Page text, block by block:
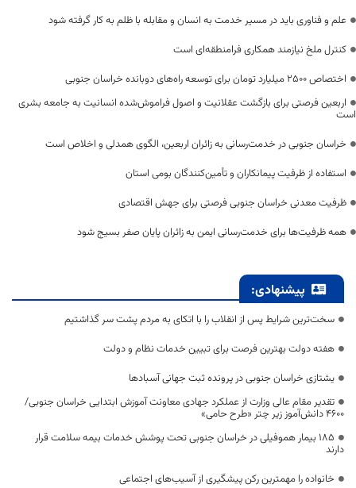
علم و فناوری باید در مسیر خدمت به انسان و مقابله با ظلم به کار گرفته شود
کنترل ملخ نیازمند همکاری فرامنطقه‌ای است
اختصاص 2500 میلیارد تومان برای توسعه راه‌های دوبانده خراسان جنوبی
اربعین فرصتی برای بازگشت عقلانیت و اصول فراموش‌شده انسانیت به جامعه بشری
است
خراسان جنوبی در خدمت‌رسانی به زائران اربعین، الگوی همدلی و اخلاص است
استفاده از ظرفیت پیمانکاران و تأمین‌کنندگان بومی استان
ظرفیت معدنی خراسان جنوبی فرصتی برای جهش اقتصادی
همه ظرفیت‌ها برای خدمت‌رسانی ایمن به زائران پایان صفر بسیج شود
پیشنهادی:
سخت‌ترین شرایط پس از انقلاب را با اتکای به مردم پشت سر گذاشتیم
هفته دولت بهترین فرصت برای تبیین خدمات نظام و دولت
یشتازی خراسان جنوبی در پرونده ثبت جهانی آسبادها
تقدیر مقام عالی وزارت از عملکرد جهادی معاونت آموزش ابتدایی خراسان جنوبی/
۴۶۰۰ دانش‌آموز زیر چتر «طرح حامی»
۱۸۵ بیمار هموفیلی در خراسان جنوبی تحت پوشش خدمات بیمه سلامت قرار
دارند
خانواده را مهمترین رکن پیشگیری از آسیب‌های اجتماعی